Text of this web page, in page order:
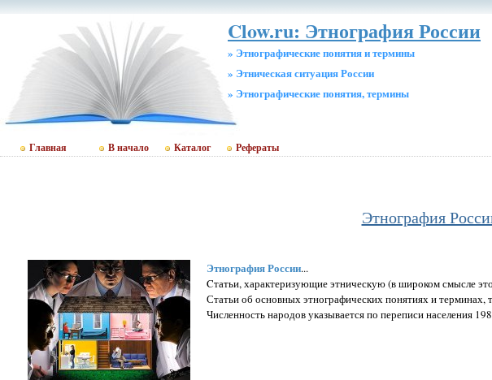
Clow.ru: Этнография России
» Этнографические понятия и термины
» Этническая ситуация России
» Этнографические понятия, термины
Главная В начало Каталог Рефераты
Этнография
Этнография России...
Cтатьи, характеризующие этническую (в широком смысле
Статьи об основных этнографических понятиях и терминах,
Численность народов указывается по переписи населения